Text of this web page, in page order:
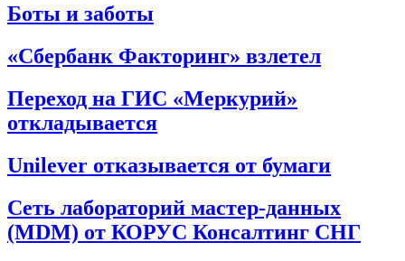
Боты и заботы
«Сбербанк Факторинг» взлетел
Переход на ГИС «Меркурий»
откладывается
Unilever отказывается от бумаги
Сеть лабораторий мастер-данных
(MDM) от КОРУС Консалтинг СНГ